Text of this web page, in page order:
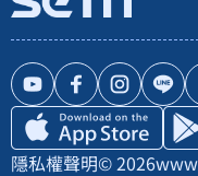
隱私權聲明© 2026